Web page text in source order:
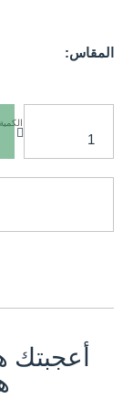
المقاس:
الكمية